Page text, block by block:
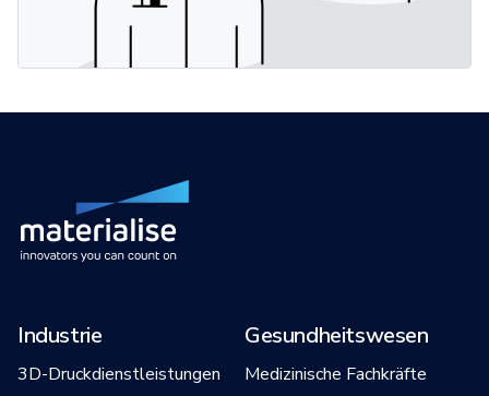
Industrie
3D-Druckdienstleistungen
Gesundheitswesen
Medizinische Fachkräfte